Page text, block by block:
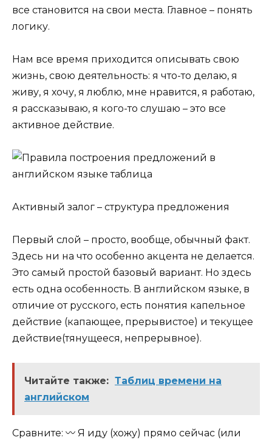
все становится на свои места. Главное – понять
логику.
Нам все время приходится описывать свою
жизнь, свою деятельность: я что-то делаю, я
живу, я хочу, я люблю, мне нравится, я работаю,
я рассказываю, я кого-то слушаю – это все
активное действие.
Активный залог – структура предложения
Первый слой – просто, вообще, обычный факт.
Здесь ни на что особенно акцента не делается.
Это самый простой базовый вариант. Но здесь
есть одна особенность. В английском языке, в
отличие от русского, есть понятия капельное
действие (капающее, прерывистое) и текущее
действие(тянущееся, непрерывное).
Читайте также: Таблиц времени на
английском
Сравните: 〰 Я иду (хожу) прямо сейчас (или